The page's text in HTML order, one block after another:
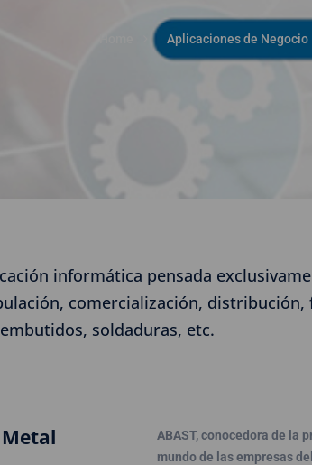
Aplicaciones de Negocio
informática pensada
comercialización,
soldaduras, etc.
Metal
ABAST, conocedora de la
mundo de las empresas